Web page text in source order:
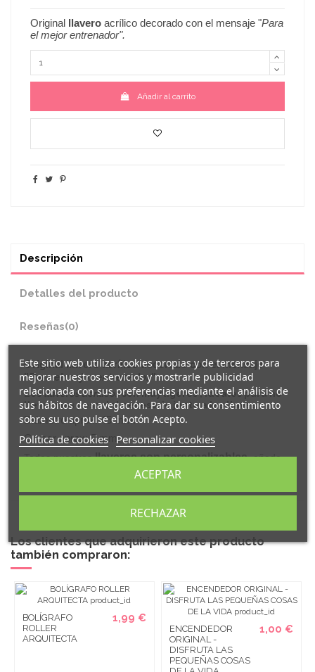
Original llavero acrílico decorado con el mensaje "Para
el mejor entrenador".
Añadir al carrito
Descripción
Detalles del producto
Reseñas(0)
Originalllaveroacrílico decorado con el mensaje
"Para el mejor entrenador" .
Losllaveros acrílicosson muy ligeros , ideales para no
llevar mas peso del necesario junto a las llaves.
Diámetro aprox: 45 mm.
Grosor aprox: 5 mm.
Todos nuestros llaveros son personalizables, añade
tu diseño o modifica uno de los nuestros en nuestra sección
Los clientes que adquirieron este producto
también compraron:
BOLÍGRAFO
ROLLER
ARQUITECTA
1,99 €
ENCENDEDOR
ORIGINAL -
DISFRUTA LAS
PEQUEÑAS COSAS
1,00 €
Este sitio web utiliza cookies propias y de terceros para
mejorar nuestros servicios y mostrarle publicidad
relacionada con sus preferencias mediante el análisis de
sus hábitos de navegación. Para dar su consentimiento
sobre su uso pulse el botón Acepto.
Política de cookies Personalizar cookies
RECHAZAR
ACEPTAR